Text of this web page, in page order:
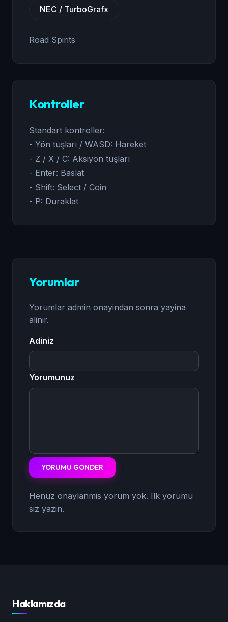
NEC / TurboGrafx
Road Spirits
Kontroller
Standart kontroller:
- Yön tuşları / WASD: Hareket
- Z / X / C: Aksiyon tuşları
- Enter: Baslat
- Shift: Select / Coin
- P: Duraklat
Yorumlar
Yorumlar admin onayindan sonra yayina
alinir.
Adiniz
Yorumunuz
YORUMU GONDER
Henuz onaylanmis yorum yok. Ilk yorumu
siz yazin.
Hakkımızda